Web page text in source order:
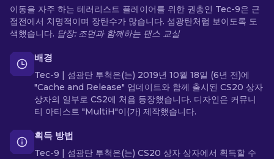
이동을 자주 하는 테러리스트 플레이어를 위한 권총인 Tec-9은 근
접전에서 치명적이며 장탄수가 많습니다. 섬광탄처럼 보이도록 도
색했습니다. 답장: 조던과 함께하는 댄스 교실
배경
Tec-9 | 섬광탄 투척은(는) 2019년 10월 18일 (6년 전)에
"Cache and Release" 업데이트와 함께 출시된 CS20 상자
상자의 일부로 CS2에 처음 등장했습니다. 디자인은 커뮤니
티 아티스트 "MultiH"이(가) 제작했습니다.
획득 방법
Tec-9 | 섬광탄 투척은(는) CS20 상자 상자에서 획득할 수